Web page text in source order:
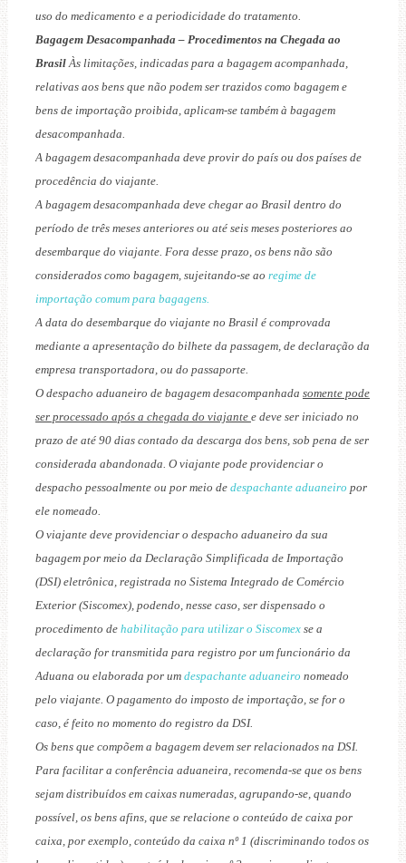
uso do medicamento e a periodicidade do tratamento.
Bagagem Desacompanhada – Procedimentos na Chegada ao
BrasilÀs limitações, indicadas para a bagagem acompanhada,
relativas aos bens que não podem ser trazidos como bagagem e
bens de importação proibida, aplicam-se também à bagagem
desacompanhada.
A bagagem desacompanhada deve provir do país ou dos países de
procedência do viajante.
A bagagem desacompanhada deve chegar ao Brasil dentro do
período de três meses anteriores ou até seis meses posteriores ao
desembarque do viajante. Fora desse prazo, os bens não são
considerados como bagagem, sujeitando-se ao regime de
importação comum para bagagens.
A data do desembarque do viajante no Brasil é comprovada
mediante a apresentação do bilhete da passagem, de declaração da
empresa transportadora, ou do passaporte.
O despacho aduaneiro de bagagem desacompanhada somente pode
ser processado após a chegada do viajante e deve ser iniciado no
prazo de até 90 dias contado da descarga dos bens, sob pena de ser
considerada abandonada. O viajante pode providenciar o
despacho pessoalmente ou por meio de despachante aduaneiro por
ele nomeado.
O viajante deve providenciar o despacho aduaneiro da sua
bagagem por meio da Declaração Simplificada de Importação
(DSI) eletrônica, registrada no Sistema Integrado de Comércio
Exterior (Siscomex), podendo, nesse caso, ser dispensado o
procedimento de habilitação para utilizar o Siscomexse a
declaração for transmitida para registro por um funcionário da
Aduana ou elaborada por um despachante aduaneiro nomeado
pelo viajante. O pagamento do imposto de importação, se for o
caso, é feito no momento do registro da DSI.
Os bens que compõem a bagagem devem ser relacionados na DSI.
Para facilitar a conferência aduaneira, recomenda-se que os bens
sejam distribuídos em caixas numeradas, agrupando-se, quando
possível, os bens afins, que se relacione o conteúdo de caixa por
caixa, por exemplo, conteúdo da caixa nº 1 (discriminando todos os